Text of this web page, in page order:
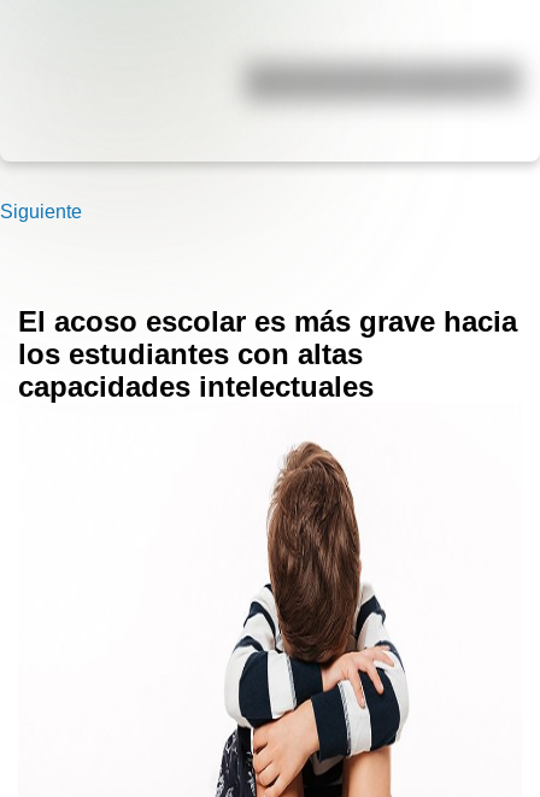
José de San Martín: conocé dónde
Siguiente
El acoso escolar es más grave hacia
los estudiantes con altas
capacidades intelectuales